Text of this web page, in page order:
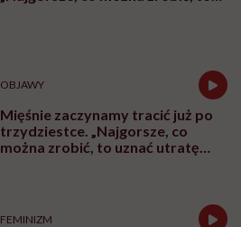
OBJAWY
Mięśnie zaczynamy tracić już po
trzydziestce. „Najgorsze, co
można zrobić, to uznać utratę
FEMINIZM